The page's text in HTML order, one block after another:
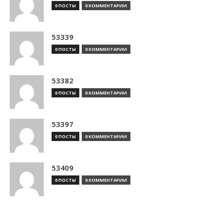
0 ПОСТЫ 0 КОММЕНТАРИИ
53339
0 ПОСТЫ 0 КОММЕНТАРИИ
53382
0 ПОСТЫ 0 КОММЕНТАРИИ
53397
0 ПОСТЫ 0 КОММЕНТАРИИ
53409
0 ПОСТЫ 0 КОММЕНТАРИИ